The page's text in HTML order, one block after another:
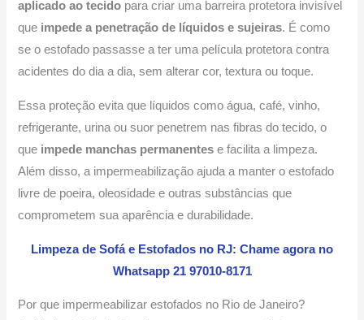
aplicado ao tecido para criar uma barreira protetora invisível
que impede a penetração de líquidos e sujeiras. É como
se o estofado passasse a ter uma película protetora contra
acidentes do dia a dia, sem alterar cor, textura ou toque.
Essa proteção evita que líquidos como água, café, vinho,
refrigerante, urina ou suor penetrem nas fibras do tecido, o
que impede manchas permanentes e facilita a limpeza.
Além disso, a impermeabilização ajuda a manter o estofado
livre de poeira, oleosidade e outras substâncias que
comprometem sua aparência e durabilidade.
Limpeza de Sofá e Estofados no RJ: Chame agora no
Whatsapp 21 97010-8171
Por que impermeabilizar estofados no Rio de Janeiro?